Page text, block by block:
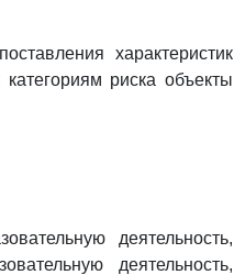
характеристик
риска объекты
деятельность,
деятельность,